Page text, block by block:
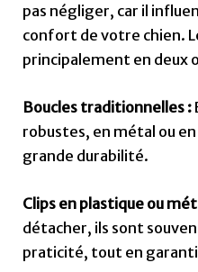
pas négliger, car il
confort de votre chien.
principalement en deux
Boucles traditionnelles :
robustes, en métal ou
grande durabilité.
Clips en plastique ou
détacher, ils sont
praticité, tout en